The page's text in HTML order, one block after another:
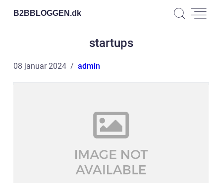
B2BBLOGGEN.dk
startups
08 januar 2024 admin